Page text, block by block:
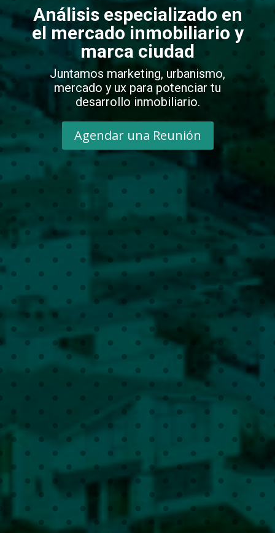
Análisis especializado en
el mercado inmobiliario y
marca ciudad
Juntamos marketing, urbanismo,
mercado y ux para potenciar tu
desarrollo inmobiliario.
Agendar una Reunión